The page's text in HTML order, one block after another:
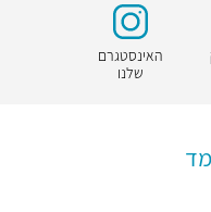
האינסטגרם
שלנו